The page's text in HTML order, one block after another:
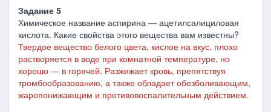
Задание 5
Химическое название аспирина ― ацетилсалициловая
кислота. Какие свойства этого вещества вам известны?
Твердое вещество белого цвета, кислое на вкус, плохо
растворяется в воде при комнатной температуре, но
хорошо ― в горячей. Разжижает кровь, препятствуя
тромбообразованию, а также обладает обезболивающим,
жаропонижающим и противовоспалительным действием.